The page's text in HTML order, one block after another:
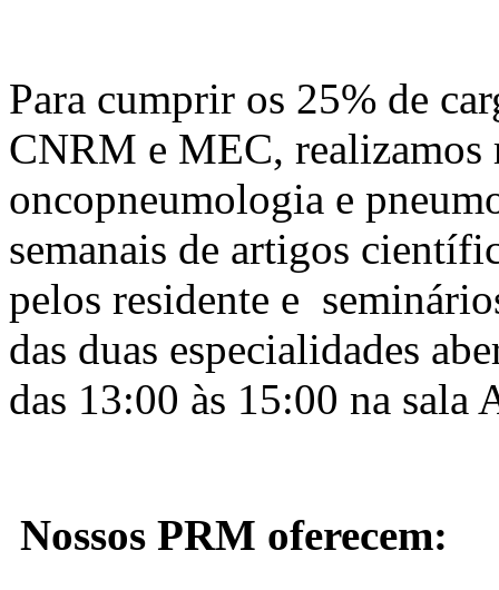
Para cumprir os 25% de
CNRM e MEC,
oncopneumologia e
semanais de artigos
pelos residente e
das duas especialidades
das 13:00 às 15:00 na sala
Nossos PRM oferecem: